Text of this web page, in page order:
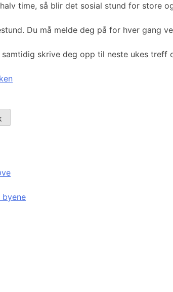
time, så blir det sosial stund for store
Du må melde deg på for hver gang
skrive deg opp til neste ukes treff
byene